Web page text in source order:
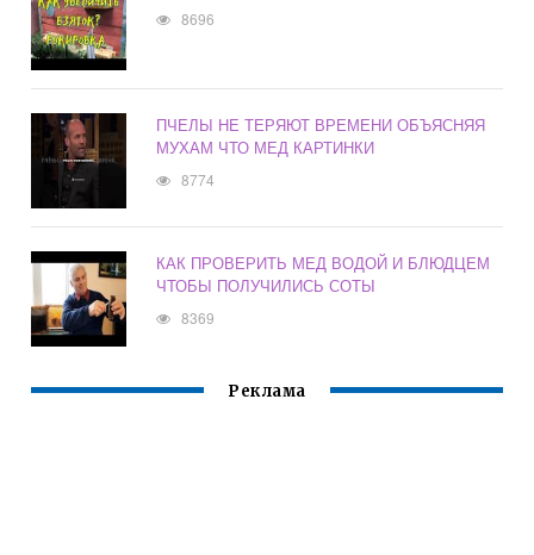
8696
ПЧЕЛЫ НЕ ТЕРЯЮТ ВРЕМЕНИ ОБЪЯСНЯЯ
МУХАМ ЧТО МЕД КАРТИНКИ
8774
КАК ПРОВЕРИТЬ МЕД ВОДОЙ И БЛЮДЦЕМ
ЧТОБЫ ПОЛУЧИЛИСЬ СОТЫ
8369
Реклама